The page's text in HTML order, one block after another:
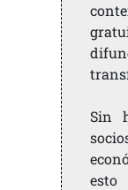
Sin
esto